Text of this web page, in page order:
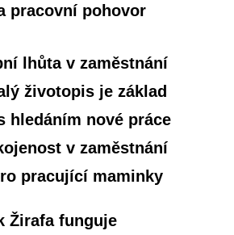
pracovní pohovor
lhůta v zaměstnání
životopis je základ
hledáním nové práce
v zaměstnání
pracující maminky
Žirafa funguje